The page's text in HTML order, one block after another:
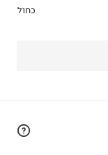
כחול